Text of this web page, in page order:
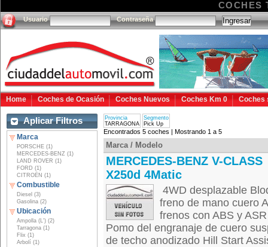
COCHES
Usuario Contraseña
Home Coches de Ocasión Coches Nuevos Coches Km 0 Coches
Aplicar Filtros
Marca
PORSCHE (1)
MERCEDES-BENZ (1)
LAND ROVER (1)
FORD (1)
CITROËN (1)
Combustible
Diesel (3)
Gasolina (2)
Ubicación
Ampolla (L') (2)
Tarragona (1)
Flix (1)
Arbolí (1)
Provincia
TARRAGONA
Segmento
Pick Up
Encontrados 5 coches | Mostrando 1 a 5
Marca / Modelo
MERCEDES-BENZ V-CLASS
X250d 4Matic
4WD desplazable
freno de mano cuero
frenos con ABS y
Pomo del engranaje de cuero
de techo anodizado Hill Start